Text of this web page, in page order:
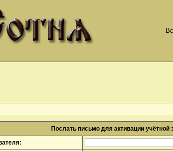
Послать письмо для активации учётной